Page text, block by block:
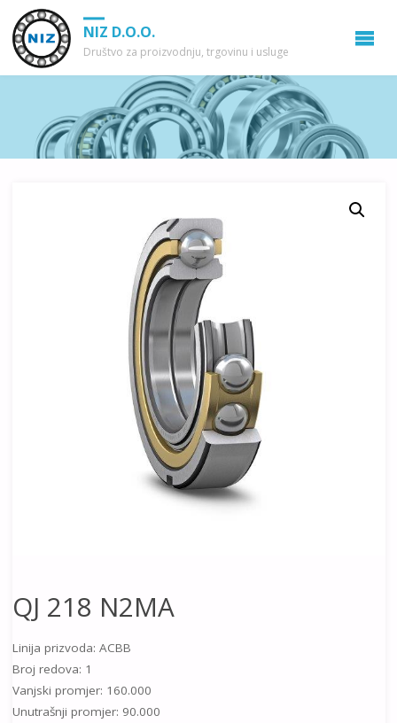
NIZ D.O.O.
Društvo za proizvodnju, trgovinu i usluge
QJ 218 N2MA
Linija prizvoda: ACBB
Broj redova: 1
Vanjski promjer: 160.000
Unutrašnji promjer: 90.000